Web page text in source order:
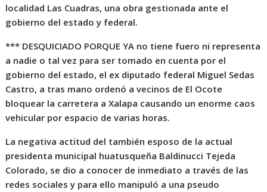
localidad Las Cuadras, una obra gestionada ante el
gobierno del estado y federal.
*** DESQUICIADO PORQUE YA no tiene fuero ni representa
a nadie o tal vez para ser tomado en cuenta por el
gobierno del estado, el ex diputado federal Miguel Sedas
Castro, a tras mano ordenó a vecinos de El Ocote
bloquear la carretera a Xalapa causando un enorme caos
vehicular por espacio de varias horas.
La negativa actitud del también esposo de la actual
presidenta municipal huatusqueña Baldinucci Tejeda
Colorado, se dio a conocer de inmediato a través de las
redes sociales y para ello manipuló a una pseudo